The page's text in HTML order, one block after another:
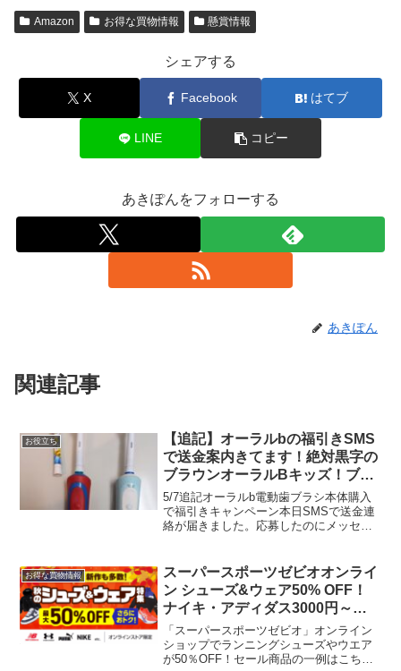
Amazon お得な買物情報 懸賞情報
シェアする
X Facebook はてブ
LINE コピー
あきぽんをフォローする
あきぽん
関連記事
お役立ち
【追記】オーラルbの福引きSMS
で送金案内きてます！絶対黒字の
ブラウンオーラルBキッズ！ブラ
シ替えれば大人も使える！
5/7追記オーラルb電動歯ブラシ本体購入
で福引きキャンペーン本日SMSで送金連
絡が届きました。応募したのにメッセー
でした。銀賞当選したのに、危うく気付
かずにいるところで...
お得な買物情報
スーパースポーツゼビオオンライ
ン シューズ&ウェア50% OFF！
ナイキ・アディダス3000円～新
規登録で100ポイントもらえる
「スーパースポーツゼビオ」オンライン
ショップでランニングシューズやウエア
が50％OFF！セール商品の一例はこちら